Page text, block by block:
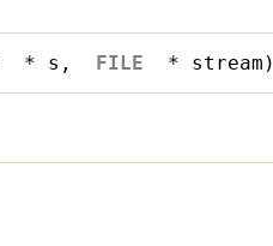
* s, FILE * stream)